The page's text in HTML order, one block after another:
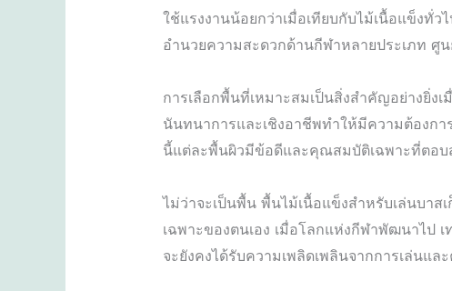
ใช้แรงงานน้อยกว่าเมื่อเทียบกับไม้เนื้อแข็งทั่
อำนวยความสะดวกด้านกีฬาหลายประเภท ศู
การเลือกพื้นที่เหมาะสมเป็นสิ่งสำคัญอย่างยิ่ง
นันทนาการและเชิงอาชีพทำให้มีความต้องก
นี้แต่ละพื้นผิวมีข้อดีและคุณสมบัติเฉพาะที่ตอ
ไม่ว่าจะเป็นพื้น พื้นไม้เนื้อแข็งสำหรับเล่นบา
เฉพาะของตนเอง เมื่อโลกแห่งกีฬาพัฒนาไป
จะยังคงได้รับความเพลิดเพลินจากการเล่นแ